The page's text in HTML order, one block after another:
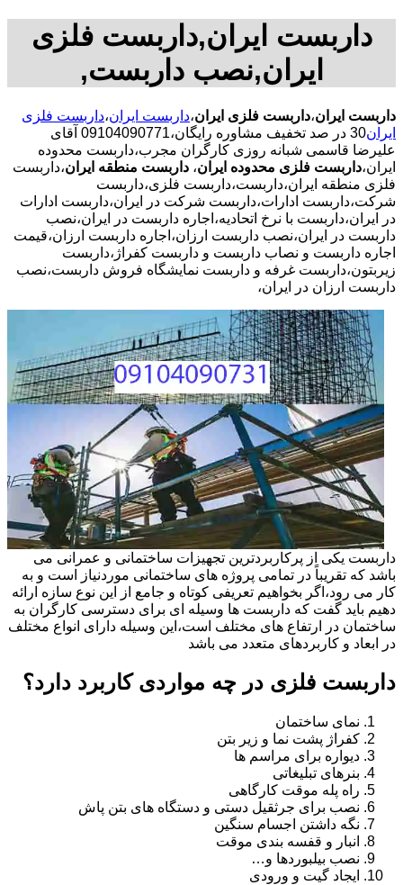
داربست ایران,داربست فلزی
ایران,نصب داربست,
داربست ایران،داربست فلزی ایران،داربست ایران،داربست فلزی
ایران
30 در صد تخفیف مشاوره رایگان،09104090771 آقای
علیرضا قاسمی شبانه روزی کارگران مجرب،داربست محدوده
ایران،داربست فلزی محدوده ایران، داربست منطقه ایران،داربست
فلزی منطقه ایران،داربست،داربست فلزی،داربست
شرکت،داربست ادارات،داربست شرکت در ایران،داربست ادارات
در ایران،داربست با نرخ اتحادیه،اجاره داربست در ایران،نصب
داربست در ایران،نصب داربست ارزان،اجاره داربست ارزان،قیمت
اجاره داربست و نصاب داربست و داربست کفراژ،داربست
زیربتون،داربست غرفه و داربست نمایشگاه فروش داربست،نصب
داربست ارزان در ایران،
داربست یکی از پرکاربردترین تجهیزات ساختمانی و عمرانی می
باشد که تقریباً در تمامی پروژه های ساختمانی موردنیاز است و به
کار می رود،اگر بخواهیم تعریفی کوتاه و جامع از این نوع سازه ارائه
دهیم باید گفت که داربست ها وسیله ای برای دسترسی کارگران به
ساختمان در ارتفاع های مختلف است،این وسیله دارای انواع مختلف
در ابعاد و کاربردهای متعدد می باشد
داربست فلزی در چه مواردی کاربرد دارد؟
نمای ساختمان
کفراژ پشت نما و زیر بتن
دیواره برای مراسم ها
بنرهای تبلیغاتی
راه پله موقت کارگاهی
نصب برای جرثقیل دستی و دستگاه های بتن پاش
نگه داشتن اجسام سنگین
انبار و قفسه بندی موقت
نصب بیلبوردها و…
ایجاد گیت و ورودی